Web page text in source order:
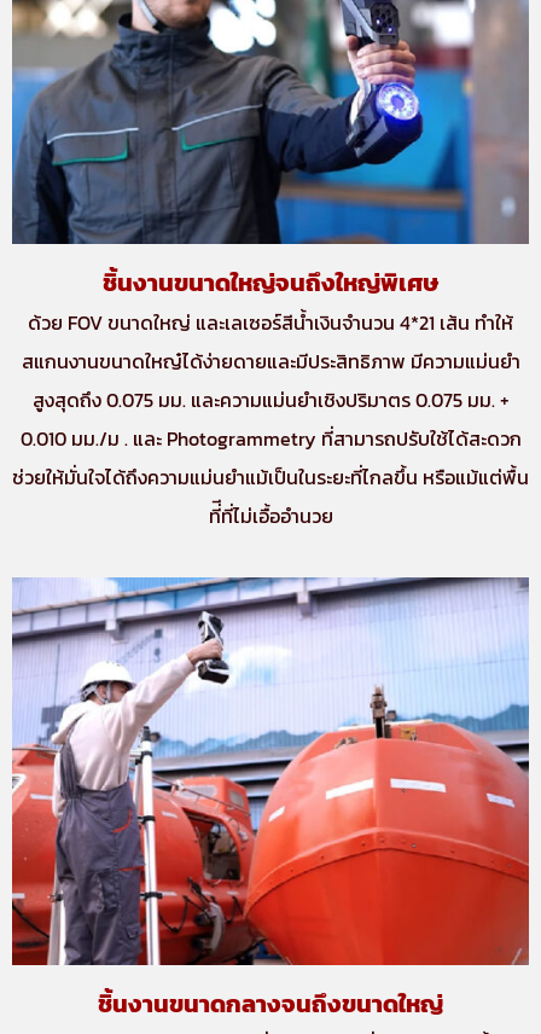
ชิ้นงานขนาดใหญ่จนถึงใหญ่พิเศษ
ด้วย FOV ขนาดใหญ่ และเลเซอร์สีน้ำเงินจำนวน 4*21 เส้น ทำให้
สแกนงานขนาดใหญ๋ได้ง่ายดายและมีประสิทธิภาพ มีความแม่นยำ
สูงสุดถึง 0.075 มม. และความแม่นยำเชิงปริมาตร 0.075 มม. +
0.010 มม./ม . และ Photogrammetry ที่สามารถปรับใช้ได้สะดวก
ช่วยให้มั่นใจได้ถึงความแม่นยำแม้เป็นในระยะที่ไกลขึ้น หรือแม้แต่พื้น
ที่ีที่ไม่เอื้ออำนวย
ชิ้นงานขนาดกลางจนถึงขนาดใหญ่